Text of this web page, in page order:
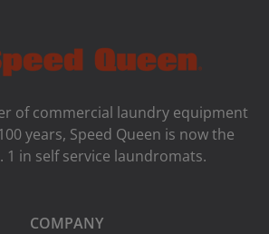
of commercial laundry equipment
years, Speed ​​Queen is now the
1 in self service laundromats.
COMPANY